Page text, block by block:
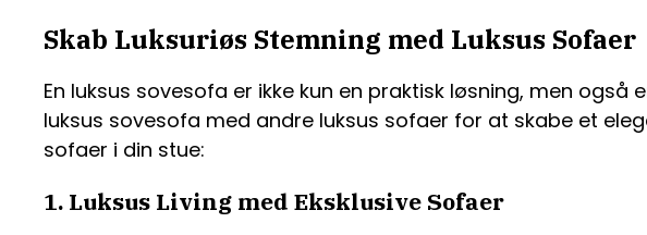
Skab Luksuriøs Stemning med Luksus Sofaer
En luksus sovesofa er ikke kun en praktisk løsning, men
luksus sovesofa med andre luksus sofaer for at skabe et
sofaer i din stue:
1. Luksus Living med Eksklusive Sofaer